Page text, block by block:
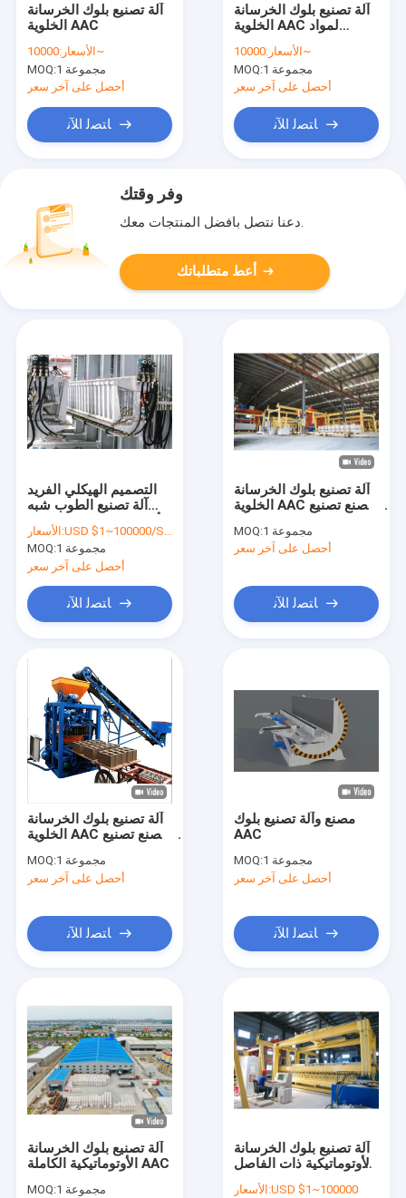
المنتجات
حول بنا
اتصل بنا
آلة بلوك AAC
آلة تصنيع بلوك الخرسانة
الخلوية AAC
الأسعار: 10000~
MOQ:
1 مجموعة
أحصل على آخر سعر
ﺎﺘﺼﻟ ﺍﻶﻧ
آلة تصنيع بلوك الخرسانة
الخلوية AAC لمواد
الأسعار: 10000~
MOQ:
1 مجموعة
أحصل على آخر سعر
ﺎﺘﺼﻟ ﺍﻶﻧ
وفر وقتك
دعنا نتصل بأفضل المنتجات معك.
أعط متطلباتك
التصميم الهيكلي الفريد
آلة تصنيع الطوب شبه
الأوتوماتيكية فاصل محرك
هيدروليكي AAC
الأسعار:USD $1~100000/SET
MOQ:
1 مجموعة
أحصل على آخر سعر
ﺎﺘﺼﻟ ﺍﻶﻧ
آلة تصنيع بلوك الخرسانة
الخلوية AAC مصنع تصنيع
MOQ:
1 مجموعة
أحصل على آخر سعر
ﺎﺘﺼﻟ ﺍﻶﻧ
آلة تصنيع بلوك الخرسانة
الخلوية AAC مصنع تصنيع
MOQ:
1 مجموعة
أحصل على آخر سعر
ﺎﺘﺼﻟ ﺍﻶﻧ
مصنع وآلة تصنيع بلوك
AAC
MOQ:
1 مجموعة
أحصل على آخر سعر
ﺎﺘﺼﻟ ﺍﻶﻧ
آلة تصنيع بلوك الخرسانة
الأوتوماتيكية الكاملة AAC
MOQ:
1 مجموعة
آلة تصنيع بلوك الخرسانة
الأوتوماتيكية ذات الفاصل
الثابت
الأسعار:USD $1~100000